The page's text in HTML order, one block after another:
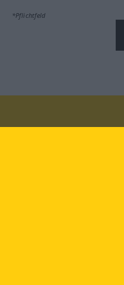
*Pflichtfeld
Besuchen Sie uns auf: